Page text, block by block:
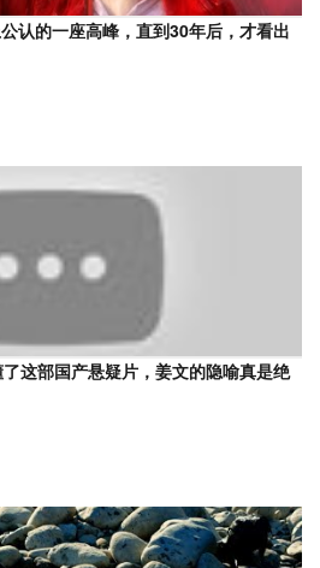
认的一座高峰，直到30年后，才看出
了这部国产悬疑片，姜文的隐喻真是绝